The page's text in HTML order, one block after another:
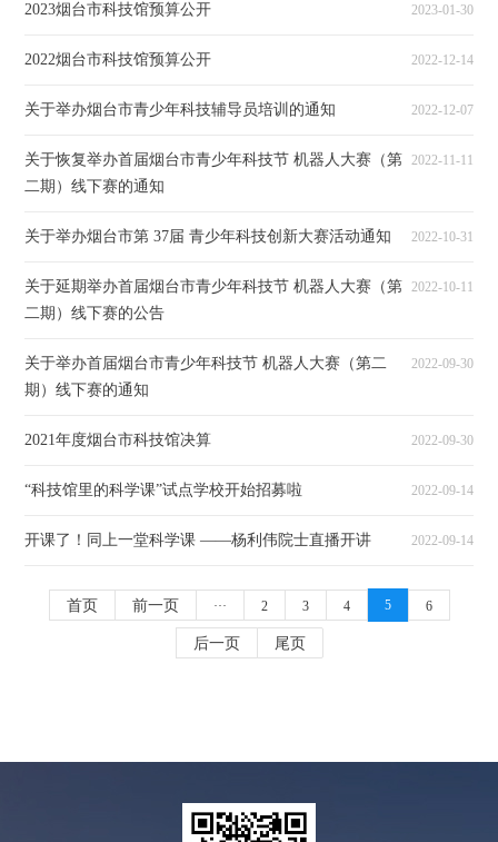
2023烟台市科技馆预算公开 2023-01-30
2022烟台市科技馆预算公开 2022-12-14
关于举办烟台市青少年科技辅导员培训的通知 2022-12-07
关于恢复举办首届烟台市青少年科技节 机器人大赛（第
二期）线下赛的通知
2022-11-11
关于举办烟台市第 37届 青少年科技创新大赛活动通知 2022-10-31
关于延期举办首届烟台市青少年科技节 机器人大赛（第
二期）线下赛的公告
2022-10-11
关于举办首届烟台市青少年科技节 机器人大赛（第二
期）线下赛的通知
2022-09-30
2021年度烟台市科技馆决算 2022-09-30
“科技馆里的科学课”试点学校开始招募啦 2022-09-14
开课了！同上一堂科学课 ——杨利伟院士直播开讲 2022-09-14
首页 前一页 ··· 2 3 4 5 6
后一页 尾页